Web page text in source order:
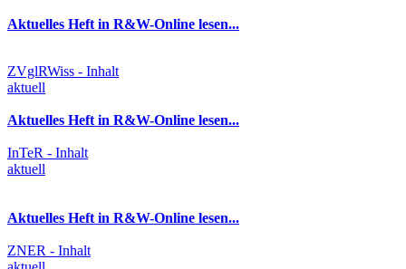
Aktuelles Heft in R&W-Online lesen...
ZVglRWiss - Inhalt
aktuell
Aktuelles Heft in R&W-Online lesen...
InTeR - Inhalt
aktuell
Aktuelles Heft in R&W-Online lesen...
ZNER - Inhalt